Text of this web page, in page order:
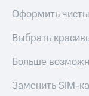
Оформить
Выбрать
Больше
Заменить SIM-